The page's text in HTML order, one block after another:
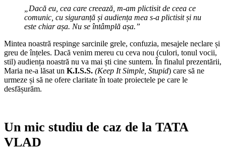
Dacă eu, cea care creează, m-am plictisit de ceea ce
comunic, cu siguranță și audiența mea s-a plictisit și nu
este chiar așa. Nu se întâmplă așa.”
Mintea noastră respinge sarcinile grele, confuzia, mesajele neclare și
greu de înțeles. Dacă venim mereu cu ceva nou (culori, tonul vocii,
stil) audiența noastră nu va mai ști cine suntem. În finalul prezentării,
Maria ne-a lăsat un K.I.S.S. (Keep It Simple, Stupid) care să ne
urmeze și să ne ofere claritate în toate proiectele pe care le
desfășurăm.
Un mic studiu de caz de la TATA
VLAD